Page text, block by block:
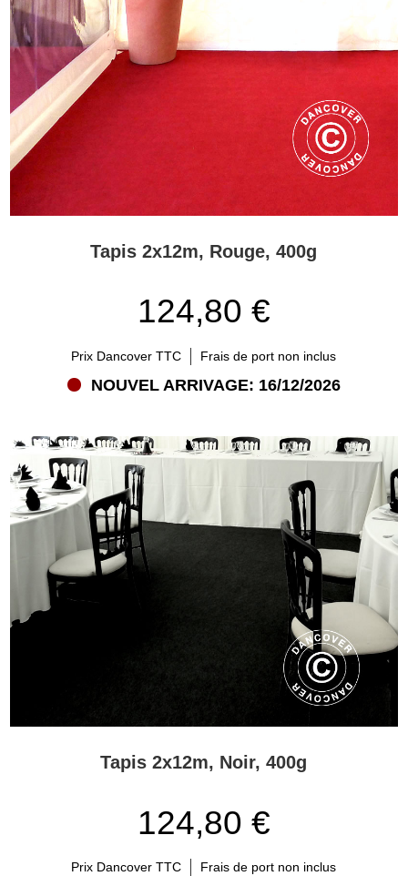
réception haute qualité pour tous vos évènements. Vous trouverez
également tout ce dont vous avez besoin pour faire de votre
événement un succès – chaises à empiler, tables pliantes,
éclairages, chauffages, nappes, vaisselle et plus encore. De plus,
nous proposons des tapis élégants de différentes couleurs comme
rouge et noir pour votre tente de réception. De nombreuses
personnes pensent qu’acheter un plancher ou des tapis pour la
tente est superflu car l’événement ne dure qu’un jour. Si vous êtes
déjà allé à un évènement dans une tente de réception avec
Tapis pour tous les évènements importants
réception. Nous recommandons de prendre l’achat d’un plancher
ou de tapis en considération lorsque vous organisez votre prochain
événement sous une tente de réception, car ils permettront de
changer l’ambiance au sein de la tente. Un plancher ou des tapis
permettent également de stabiliser vos tables, et chaises – bien
sublimer l’événement. Il en va de même pour les évènements
familiaux comme les événement professionnels tels que les salons,
les lancements de produits ou les évènements clientèle. Dans tous
les cas, un tapis et un plancher seront du meilleur effet.
Tapis 2x12m, Rouge, 400g
124,80 €
Prix Dancover TTC Frais de port non inclus
NOUVEL ARRIVAGE: 16/12/2026
Tapis 2x12m, Noir, 400g
124,80 €
Prix Dancover TTC Frais de port non inclus